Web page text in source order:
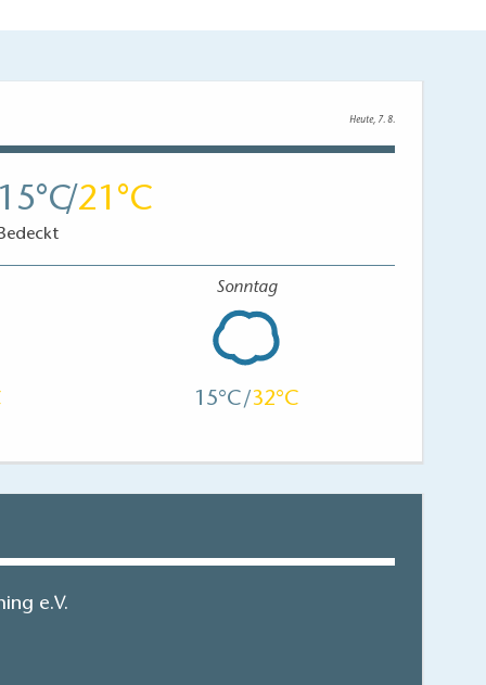
Heute, 7. 8.
15 21
Bedeckt
Sonntag
15 32
e.V.